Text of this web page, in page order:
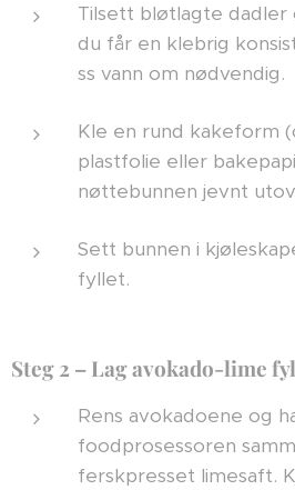
Tilsett bløtlagte dadler
du får en klebrig
ss vann om nødvendig.
Kle en rund kakeform
plastfolie eller
nøttebunnen jevnt
Sett bunnen i
fyllet.
Steg 2 – Lag avokado-lime
Rens avokadoene og
foodprosessoren
ferskpresset limesaft.